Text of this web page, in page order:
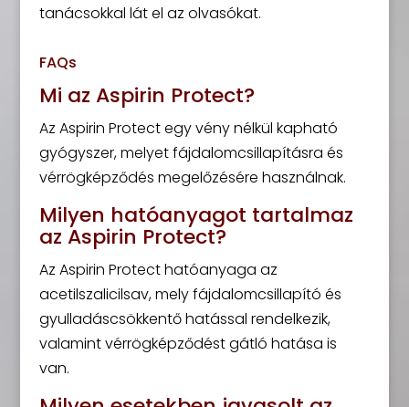
tanácsokkal lát el az olvasókat.
FAQs
Mi az Aspirin Protect?
Az Aspirin Protect egy vény nélkül kapható
gyógyszer, melyet fájdalomcsillapításra és
vérrögképződés megelőzésére használnak.
Milyen hatóanyagot tartalmaz
az Aspirin Protect?
Az Aspirin Protect hatóanyaga az
acetilszalicilsav, mely fájdalomcsillapító és
gyulladáscsökkentő hatással rendelkezik,
valamint vérrögképződést gátló hatása is
van.